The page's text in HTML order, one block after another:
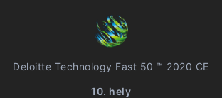
Deloitte Technology Fast 50 ™ 2020 CE
10. hely